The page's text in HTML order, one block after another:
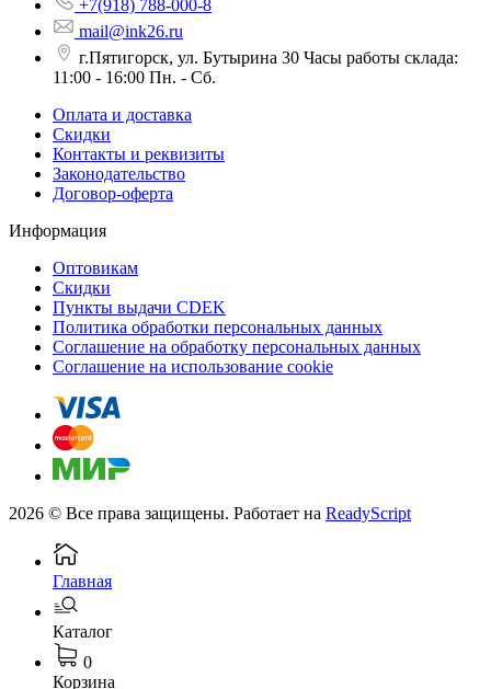
+7(918) 788-000-8
mail@ink26.ru
г.Пятигорск, ул. Бутырина 30 Часы работы склада:
11:00 - 16:00 Пн. - Сб.
Оплата и доставка
Скидки
Контакты и реквизиты
Законодательство
Договор-оферта
Информация
Оптовикам
Скидки
Пункты выдачи CDEK
Политика обработки персональных данных
Соглашение на обработку персональных данных
Соглашение на использование cookie
2026 © Все права защищены. Работает на ReadyScript
Главная
Каталог
0
Корзина